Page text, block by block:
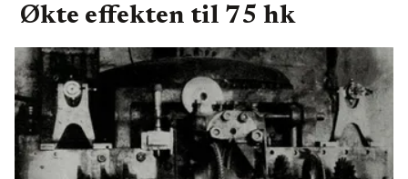
Økte effekten til 75 hk